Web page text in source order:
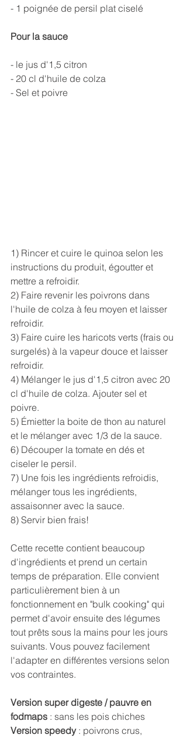
- 1 poignée de persil plat ciselé
Pour la sauce
- le jus d'1,5 citron
- 20 cl d'huile de colza
- Sel et poivre
1) Rincer et cuire le quinoa selon les
instructions du produit, égoutter et
mettre a refroidir.
2) Faire revenir les poivrons dans
l'huile de colza à feu moyen et laisser
refroidir.
3) Faire cuire les haricots verts (frais ou
surgelés) à la vapeur douce et laisser
refroidir.
4) Mélanger le jus d'1,5 citron avec 20
cl d'huile de colza. Ajouter sel et
poivre.
5) Émietter la boite de thon au naturel
et le mélanger avec 1/3 de la sauce.
6) Découper la tomate en dés et
ciseler le persil.
7) Une fois les ingrédients refroidis,
mélanger tous les ingrédients,
assaisonner avec la sauce.
8) Servir bien frais!
Cette recette contient beaucoup
d'ingrédients et prend un certain
temps de préparation. Elle convient
particulièrement bien à un
fonctionnement en "bulk cooking" qui
permet d'avoir ensuite des légumes
tout prêts sous la mains pour les jours
suivants. Vous pouvez facilement
l'adapter en différentes versions selon
vos contraintes.
Version super digeste / pauvre en
fodmaps : sans les pois chiches
Version speedy : poivrons crus,